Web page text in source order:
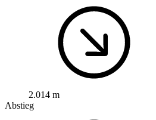
2.014 m
Abstieg